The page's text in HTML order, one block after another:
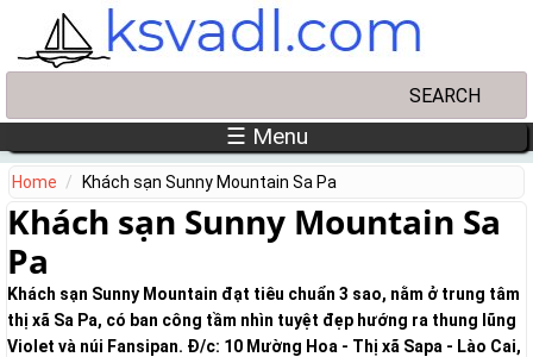
Skip to main content
☰ Menu
Home Khách sạn Sunny Mountain Sa Pa
Khách sạn Sunny Mountain Sa
Pa
Khách sạn Sunny Mountain đạt tiêu chuẩn 3 sao, nằm ở trung tâm
thị xã Sa Pa, có ban công tầm nhìn tuyệt đẹp hướng ra thung lũng
Violet và núi Fansipan. Đ/c: 10 Mường Hoa - Thị xã Sapa - Lào Cai,